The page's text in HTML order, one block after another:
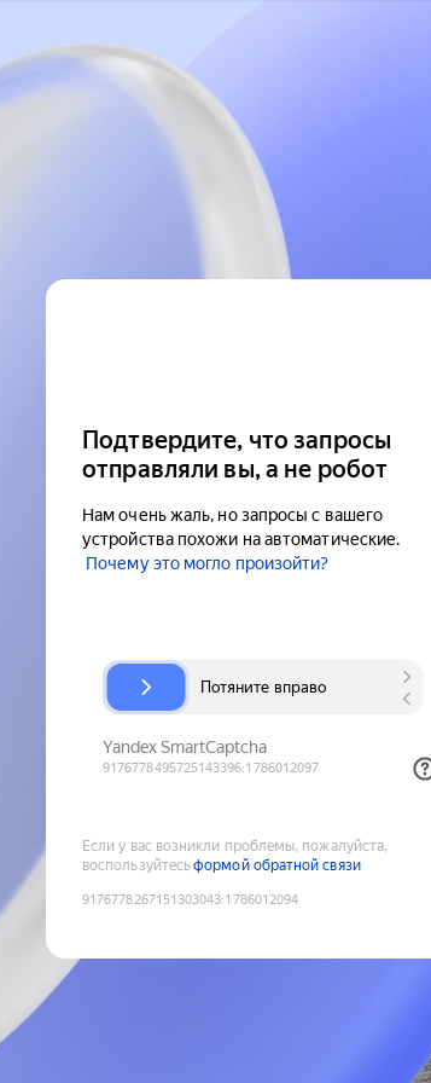
Подтвердите, что запросы
отправляли вы, а не робот
Нам очень жаль, но запросы с вашего
устройства похожи на автоматические.
Почему это могло произойти?
Если у вас возникли проблемы, пожалуйста,
воспользуйтесьформой обратной связи
9176778267151303043:1786012094